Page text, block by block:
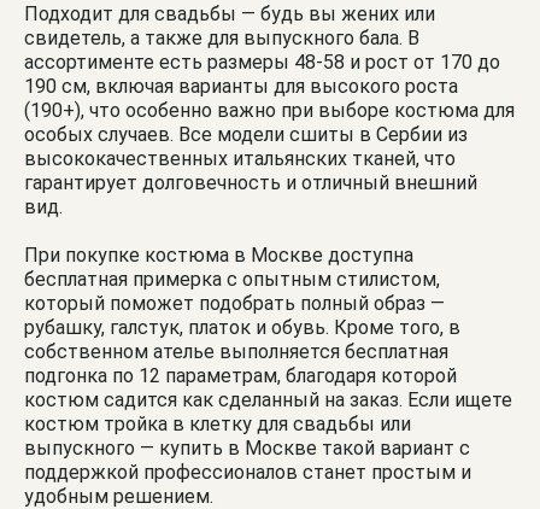
Подходит для свадьбы — будь вы жених или
свидетель, а также для выпускного бала. В
ассортименте есть размеры 48-58 и рост от 170 до
190 см, включая варианты для высокого роста
(190+), что особенно важно при выборе костюма для
особых случаев. Все модели сшиты в Сербии из
высококачественных итальянских тканей, что
гарантирует долговечность и отличный внешний
вид.
При покупке костюма в Москве доступна
бесплатная примерка с опытным стилистом,
который поможет подобрать полный образ —
рубашку, галстук, платок и обувь. Кроме того, в
собственном ателье выполняется бесплатная
подгонка по 12 параметрам, благодаря которой
костюм садится как сделанный на заказ. Если ищете
костюм тройка в клетку для свадьбы или
выпускного — купить в Москве такой вариант с
поддержкой профессионалов станет простым и
удобным решением.